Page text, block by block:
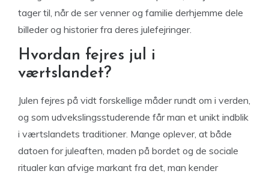
tager til, når de ser venner og familie derhjemme dele
billeder og historier fra deres julefejringer.
Hvordan fejres jul i
værtslandet?
Julen fejres på vidt forskellige måder rundt om i verden,
og som udvekslingsstuderende får man et unikt indblik
i værtslandets traditioner. Mange oplever, at både
datoen for juleaften, maden på bordet og de sociale
ritualer kan afvige markant fra det, man kender